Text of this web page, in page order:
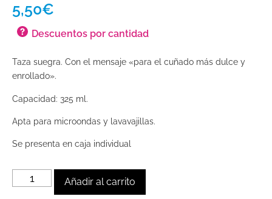
5,50€
Taza suegra. Con el mensaje «para el cuñado más dulce y
enrollado».
Capacidad: 325 ml.
Apta para microondas y lavavajillas.
Se presenta en caja individual
Añadir al carrito